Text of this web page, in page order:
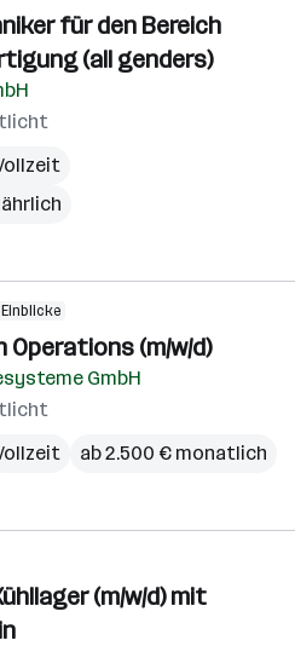
für den Bereich
(all genders)
Einblicke
Operations (m/w/d)
GmbH
ab 2.500 € monatlich
(m/w/d) mit